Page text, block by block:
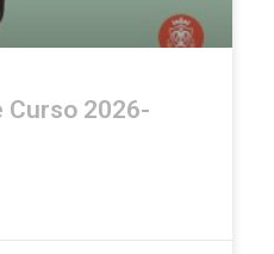
Curso 2026-